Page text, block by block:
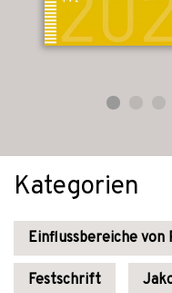
Kategorien
Einflussbereiche von
Festschrift